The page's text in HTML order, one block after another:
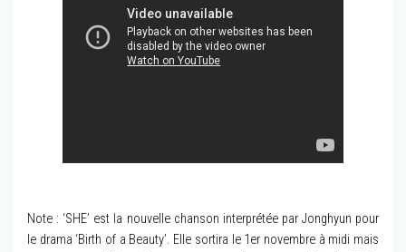
Note : ‘SHE’ est la nouvelle chanson interprétée par Jonghyun pour
le drama ‘Birth of a Beauty’. Elle sortira le 1er novembre à midi mais